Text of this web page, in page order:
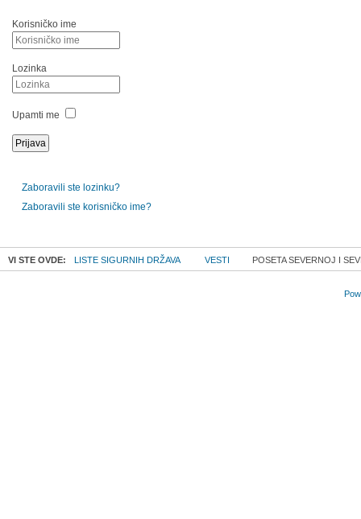
Korisničko ime
Lozinka
Upamti me
Zaboravili ste lozinku?
Zaboravili ste korisničko ime?
VI STE OVDE: LISTE SIGURNIH DRŽAVA VESTI POSETA SEVERNOJ I